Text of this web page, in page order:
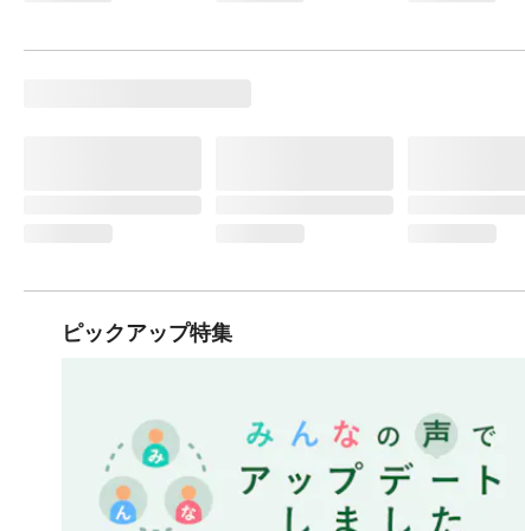
ピックアップ特集